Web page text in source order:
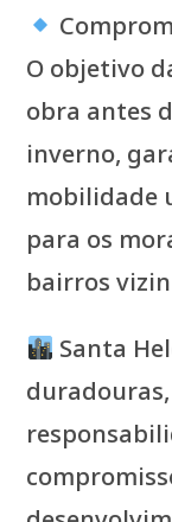
O objetivo
obra antes
inverno,
mobilidade
para os
bairros
Santa